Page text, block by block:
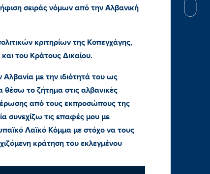
σειράς νόμων από την Αλβανική
κριτηρίων της Κοπεγχάγης,
του Κράτους Δικαίου.
με την ιδιότητά του ως
θέσω το ζήτημα στις αλβανικές
από τους εκπροσώπους της
συνεχίζω τις επαφές μου με
Λαϊκό Κόμμα με στόχο να τους
κράτηση του εκλεγμένου